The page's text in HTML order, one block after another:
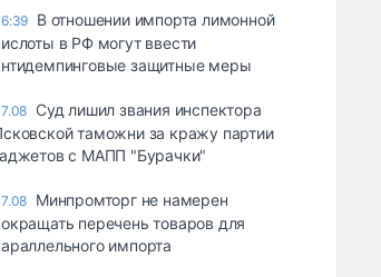
В отношении импорта лимонной
в РФ могут ввести
защитные меры
Суд лишил звания инспектора
таможни за кражу партии
с МАПП "Бурачки"
Минпромторг не намерен
перечень товаров для
импорта